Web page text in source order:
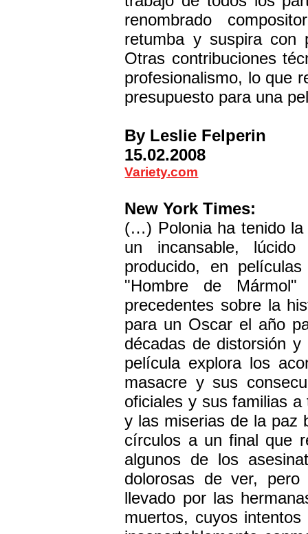
renombrado
retumba y suspira con
Otras contribuciones
profesionalismo, lo que
presupuesto para una
By Leslie Felperin
15.02.2008
Variety.com
New York Times:
(…) Polonia ha tenido
un incansable,
producido, en
"Hombre de
precedentes sobre la
para un Oscar el año
décadas de distorsión
película explora los
masacre y sus
oficiales y sus familias
y las miserias de la paz
círculos a un final que
algunos de los
dolorosas de ver,
llevado por las
muertos, cuyos